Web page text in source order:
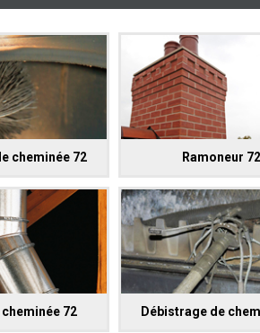
cheminée 72 Ramoneur 72
72 Débistrage de